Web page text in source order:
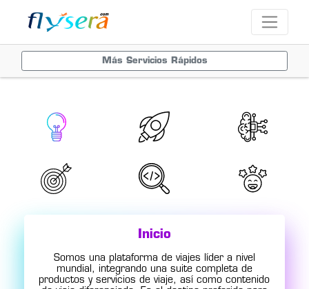
Más Servicios Rápidos
Inicio
Somos una plataforma de viajes líder a nivel
mundial, integrando una suite completa de
productos y servicios de viaje, así como contenido